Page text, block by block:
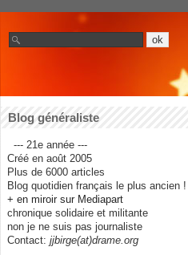
Blog généraliste
--- 21e année ---
Créé en août 2005
Plus de 6000 articles
Blog quotidien français le plus ancien !
+ en miroir sur Mediapart
chronique solidaire et militante
non je ne suis pas journaliste
Contact: jjbirge(at)drame.org